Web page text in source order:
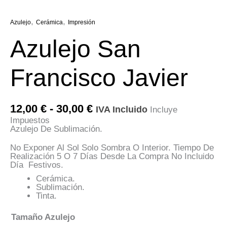
Azulejo, Cerámica, Impresión
Azulejo San
Francisco Javier
12,00 € - 30,00 €Rango
De
Precios:
Desde
12,00 €
Hasta
30,00 €
IVA Incluido Incluye
Impuestos
Azulejo De Sublimación.
No Exponer Al Sol Solo Sombra O Interior. Tiempo De
Realización 5 O 7 Días Desde La Compra No Incluido
Día Festivos.
Cerámica.
Sublimación.
Tinta.
Tamaño Azulejo